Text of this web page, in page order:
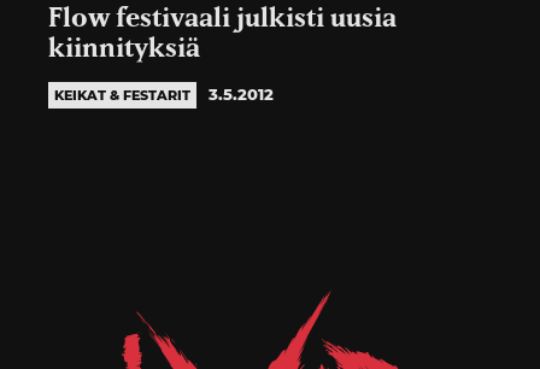
Flow festivaali julkisti uusia
kiinnityksiä
KEIKAT & FESTARIT 3.5.2012